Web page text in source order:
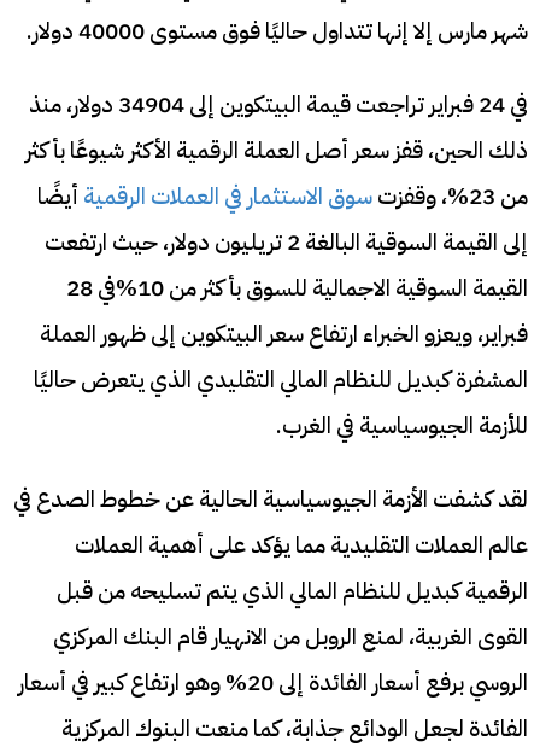
شهر مارس إلا إنها تتداول حاليًا فوق مستوى 40000 دولار.
في 24 فبراير تراجعت قيمة البيتكوين إلى 34904 دولار، منذ
ذلك الحين، قفز سعر أصل العملة الرقمية الأكثر شيوعًا بأكثر
من 23%، وقفزت
سوق الاستثمار في العملات الرقمية أيضًا
إلى القيمة السوقية البالغة 2 تريليون دولار، حيث ارتفعت
القيمة السوقية الاجمالية للسوق بأكثر من 10%في 28
فبراير، ويعزو الخبراء ارتفاع سعر البيتكوين إلى ظهور العملة
المشفرة كبديل للنظام المالي التقليدي الذي يتعرض حاليًا
للأزمة الجيوسياسية في الغرب.
لقد كشفت الأزمة الجيوسياسية الحالية عن خطوط الصدع في
عالم العملات التقليدية مما يؤكد على أهمية العملات
الرقمية كبديل للنظام المالي الذي يتم تسليحه من قبل
القوى الغربية، لمنع الروبل من الانهيار قام البنك المركزي
الروسي برفع أسعار الفائدة إلى 20% وهو ارتفاع كبير في أسعار
الفائدة لجعل الودائع جذابة، كما منعت البنوك المركزية